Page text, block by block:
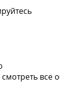
смотреть все